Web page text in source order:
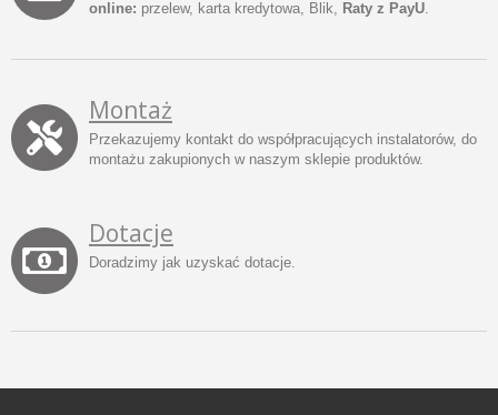
online: przelew, karta kredytowa, Blik, Raty z PayU.
Montaż
Przekazujemy kontakt do współpracujących instalatorów, do
montażu zakupionych w naszym sklepie produktów.
Dotacje
Doradzimy jak uzyskać dotacje.